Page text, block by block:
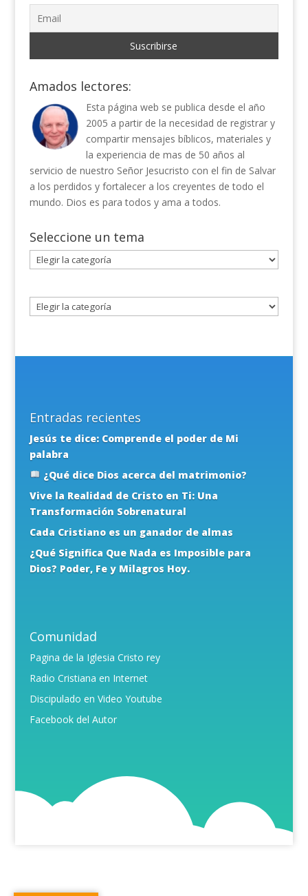
Amados lectores:
Esta página web se publica desde el año
2005 a partir de la necesidad de registrar y
compartir mensajes bíblicos, materiales y
la experiencia de mas de 50 años al
servicio de nuestro Señor Jesucristo con el fin de Salvar
a los perdidos y fortalecer a los creyentes de todo el
mundo. Dios es para todos y ama a todos.
Seleccione un tema
Seleccione
un
Entradas recientes
Jesús te dice: Comprende el poder de Mi
palabra
¿Qué dice Dios acerca del matrimonio?
Vive la Realidad de Cristo en Ti: Una
Transformación Sobrenatural
Cada Cristiano es un ganador de almas
¿Qué Significa Que Nada es Imposible para
Dios? Poder, Fe y Milagros Hoy.
Comunidad
Pagina de la Iglesia Cristo rey
Radio Cristiana en Internet
Discipulado en Video Youtube
Facebook del Autor